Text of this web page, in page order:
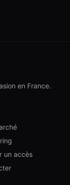
en France.
un accès